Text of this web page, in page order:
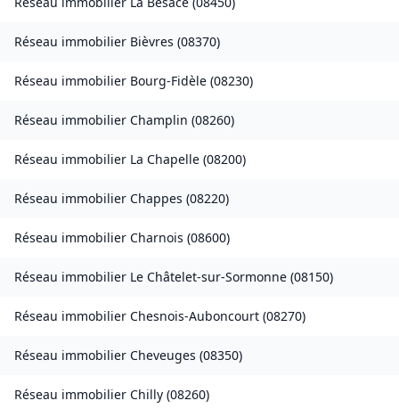
Réseau immobilier Bièvres (08370)
Réseau immobilier Bourg-Fidèle (08230)
Réseau immobilier Champlin (08260)
Réseau immobilier La Chapelle (08200)
Réseau immobilier Chappes (08220)
Réseau immobilier Charnois (08600)
Réseau immobilier Le Châtelet-sur-Sormonne (08150)
Réseau immobilier Chesnois-Auboncourt (08270)
Réseau immobilier Cheveuges (08350)
Réseau immobilier Chilly (08260)